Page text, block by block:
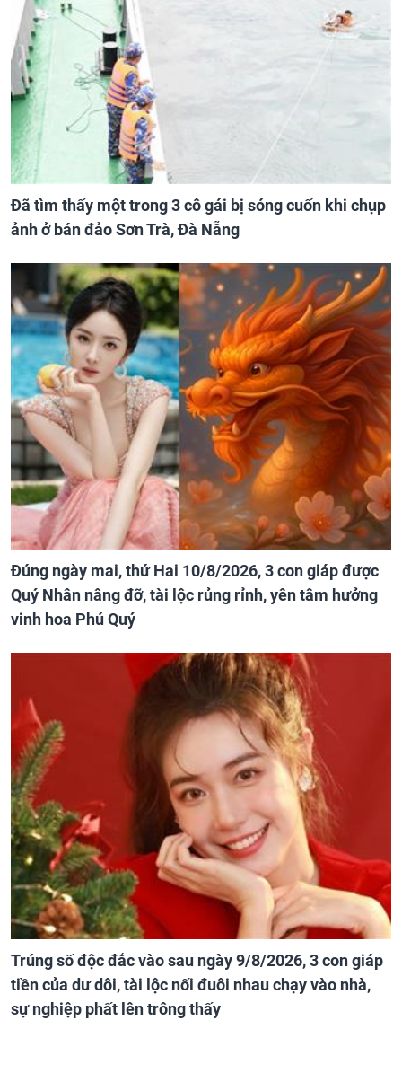
Đã tìm thấy một trong 3 cô gái bị sóng cuốn khi chụp
ảnh ở bán đảo Sơn Trà, Đà Nẵng
Đúng ngày mai, thứ Hai 10/8/2026, 3 con giáp được
Quý Nhân nâng đỡ, tài lộc rủng rỉnh, yên tâm hưởng
vinh hoa Phú Quý
Trúng số độc đắc vào sau ngày 9/8/2026, 3 con giáp
tiền của dư dôi, tài lộc nối đuôi nhau chạy vào nhà,
sự nghiệp phất lên trông thấy